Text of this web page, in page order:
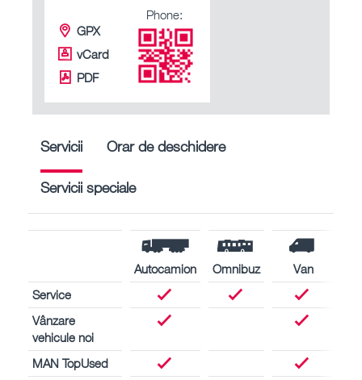
GPX
vCard
PDF
Phone:
Servicii Orar de deschidere
Servicii speciale
Autocamion Omnibuz
Van
Service
Vânzare
vehicule noi
MAN TopUsed